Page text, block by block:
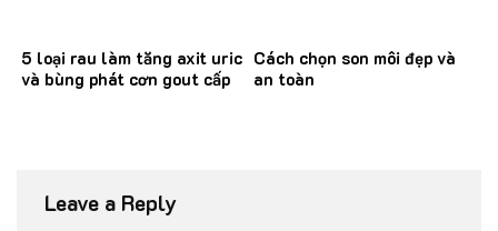
5 loại rau làm tăng axit uric
và bùng phát cơn gout cấp
Cách chọn son môi đẹp và
an toàn
Leave a Reply